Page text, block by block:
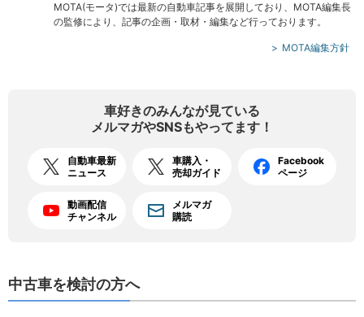
MOTA(モータ)では最新の自動車記事を展開しており、MOTA編集長
の監修により、記事の企画・取材・編集など行っております。
MOTA編集方針
車好きのみんなが見ている
メルマガやSNSもやってます！
自動車最新
ニュース
車購入・
売却ガイド
Facebook
ページ
動画配信
チャンネル
メルマガ
購読
中古車を検討の方へ